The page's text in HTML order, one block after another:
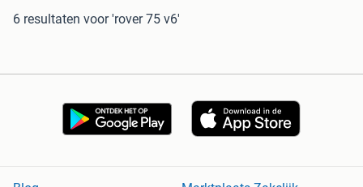
6 resultaten voor 'rover 75 v6'